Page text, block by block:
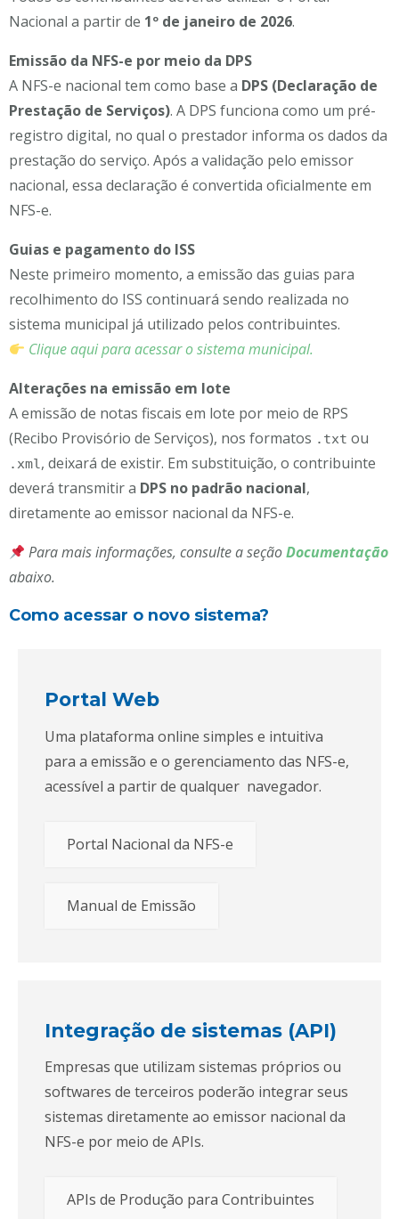
Nacional a partir de 1º de janeiro de 2026.
Emissão da NFS-e por meio da DPS
A NFS-e nacional tem como base a DPS (Declaração de
Prestação de Serviços). A DPS funciona como um pré-
registro digital, no qual o prestador informa os dados da
prestação do serviço. Após a validação pelo emissor
nacional, essa declaração é convertida oficialmente em
NFS-e.
Guias e pagamento do ISS
Neste primeiro momento, a emissão das guias para
recolhimento do ISS continuará sendo realizada no
sistema municipal já utilizado pelos contribuintes.
Clique aqui para acessar o sistema municipal.
Alterações na emissão em lote
A emissão de notas fiscais em lote por meio de RPS
(Recibo Provisório de Serviços), nos formatos .txt ou
.xml, deixará de existir. Em substituição, o contribuinte
deverá transmitir a DPS no padrão nacional,
diretamente ao emissor nacional da NFS-e.
Para mais informações, consulte a seçãoDocumentação
abaixo.
Como acessar o novo sistema?
Portal Web
Uma plataforma online simples e intuitiva
para a emissão e o gerenciamento das NFS-e,
acessível a partir de qualquer navegador.
Portal Nacional da NFS-e
Manual de Emissão
Integração de sistemas (API)
Empresas que utilizam sistemas próprios ou
softwares de terceiros poderão integrar seus
sistemas diretamente ao emissor nacional da
NFS-e por meio de APIs.
APIs de Produção para Contribuintes